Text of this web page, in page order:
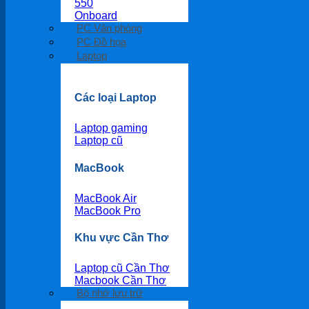
550
Onboard
PC Văn phòng
PC Đồ họa
Laptop
Các loại Laptop
Laptop gaming
Laptop cũ
MacBook
MacBook Air
MacBook Pro
Khu vực Cần Thơ
Laptop cũ Cần Thơ
Macbook Cần Thơ
Bộ nhớ lưu trữ